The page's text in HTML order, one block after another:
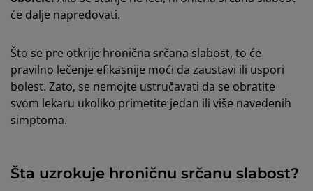
će dalje napredovati.
Što se pre otkrije hronična srčana slabost, to će
pravilno lečenje efikasnije moći da zaustavi ili uspori
bolest. Zato, se nemojte ustručavati da se obratite
svom lekaru ukoliko primetite jedan ili više navedenih
simptoma.
Šta uzrokuje hroničnu srčanu slabost?